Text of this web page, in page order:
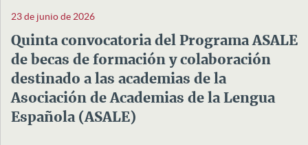
23 de junio de 2026
Quinta convocatoria del Programa ASALE
de becas de formación y colaboración
destinado a las academias de la
Asociación de Academias de la Lengua
Española (ASALE)